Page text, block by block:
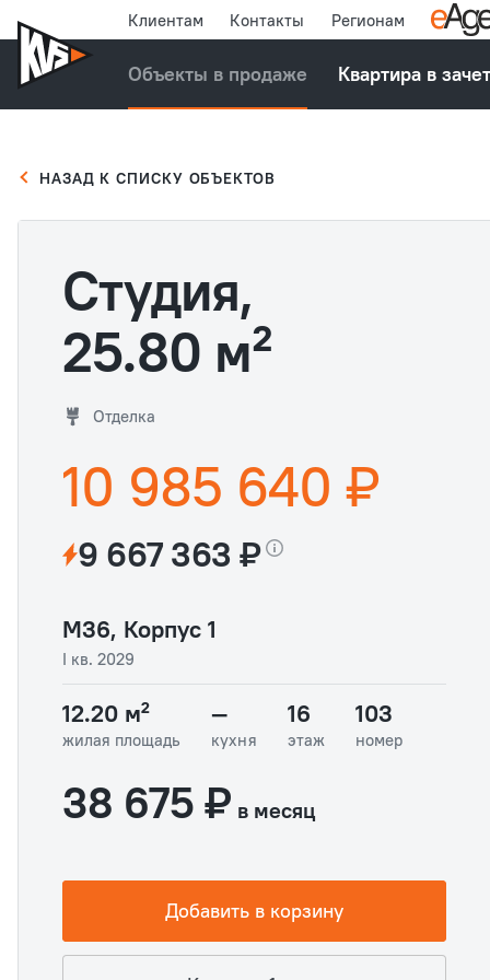
Клиентам Контакты Регионам
Объекты в продаже Квартира в зачет
НАЗАД К СПИСКУ ОБЪЕКТОВ
Студия,
25.80 м²
Отделка
10 985 640 ₽
9 667 363 ₽
М36, Корпус 1
I кв. 2029
12.20 м²
жилая площадь
—
кухня
16
этаж
103
номер
38 675 ₽ в месяц
Добавить в корзину